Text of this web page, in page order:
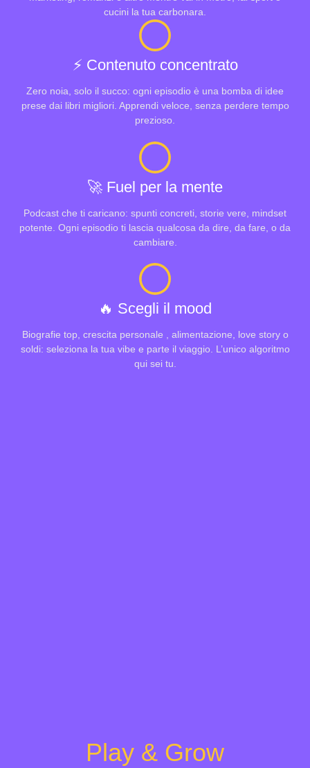
cucini la tua carbonara.
⚡️ Contenuto concentrato
Zero noia, solo il succo: ogni episodio è una bomba di idee
prese dai libri migliori. Apprendi veloce, senza perdere tempo
prezioso.
🚀 Fuel per la mente
Podcast che ti caricano: spunti concreti, storie vere, mindset
potente. Ogni episodio ti lascia qualcosa da dire, da fare, o da
cambiare.
🔥 Scegli il mood
Biografie top, crescita personale , alimentazione, love story o
soldi: seleziona la tua vibe e parte il viaggio. L’unico algoritmo
qui sei tu.
Play & Grow